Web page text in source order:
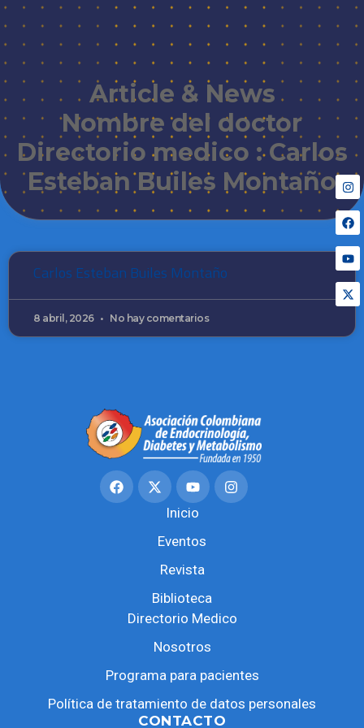
Article & News
Nombre del doctor
Directorio medico : Carlos
Esteban Builes Montaño
Carlos Esteban Builes Montaño
8 abril, 2026 No hay comentarios
Inicio
Eventos
Revista
Biblioteca
Directorio Medico
Nosotros
Programa para pacientes
Política de tratamiento de datos personales
CONTACTO